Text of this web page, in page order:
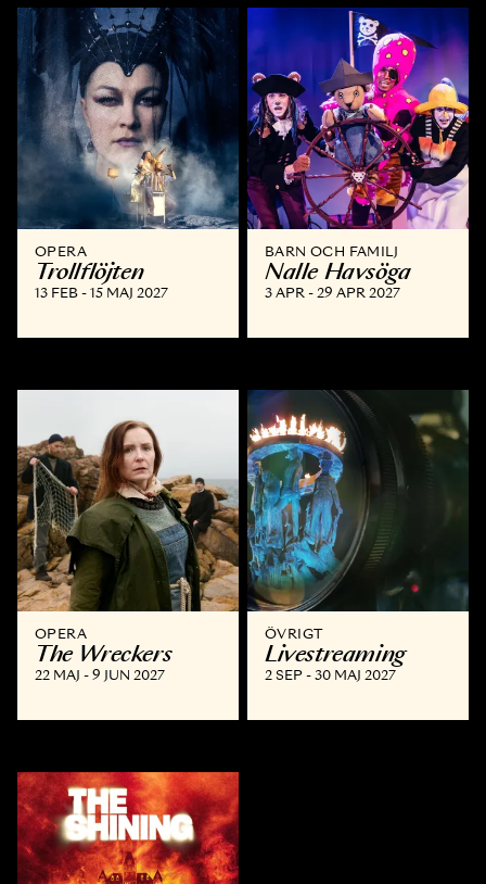
OPERA
Trollflöjten
13 FEB - 15 MAJ 2027
BARN OCH FAMILJ
Nalle Havsöga
3 APR - 29 APR 2027
OPERA
The Wreckers
22 MAJ - 9 JUN 2027
ÖVRIGT
Livestreaming
2 SEP - 30 MAJ 2027